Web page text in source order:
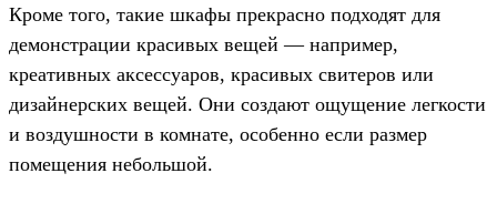
Кроме того, такие шкафы прекрасно подходят для
демонстрации красивых вещей — например,
креативных аксессуаров, красивых свитеров или
дизайнерских вещей. Они создают ощущение легкости
и воздушности в комнате, особенно если размер
помещения небольшой.